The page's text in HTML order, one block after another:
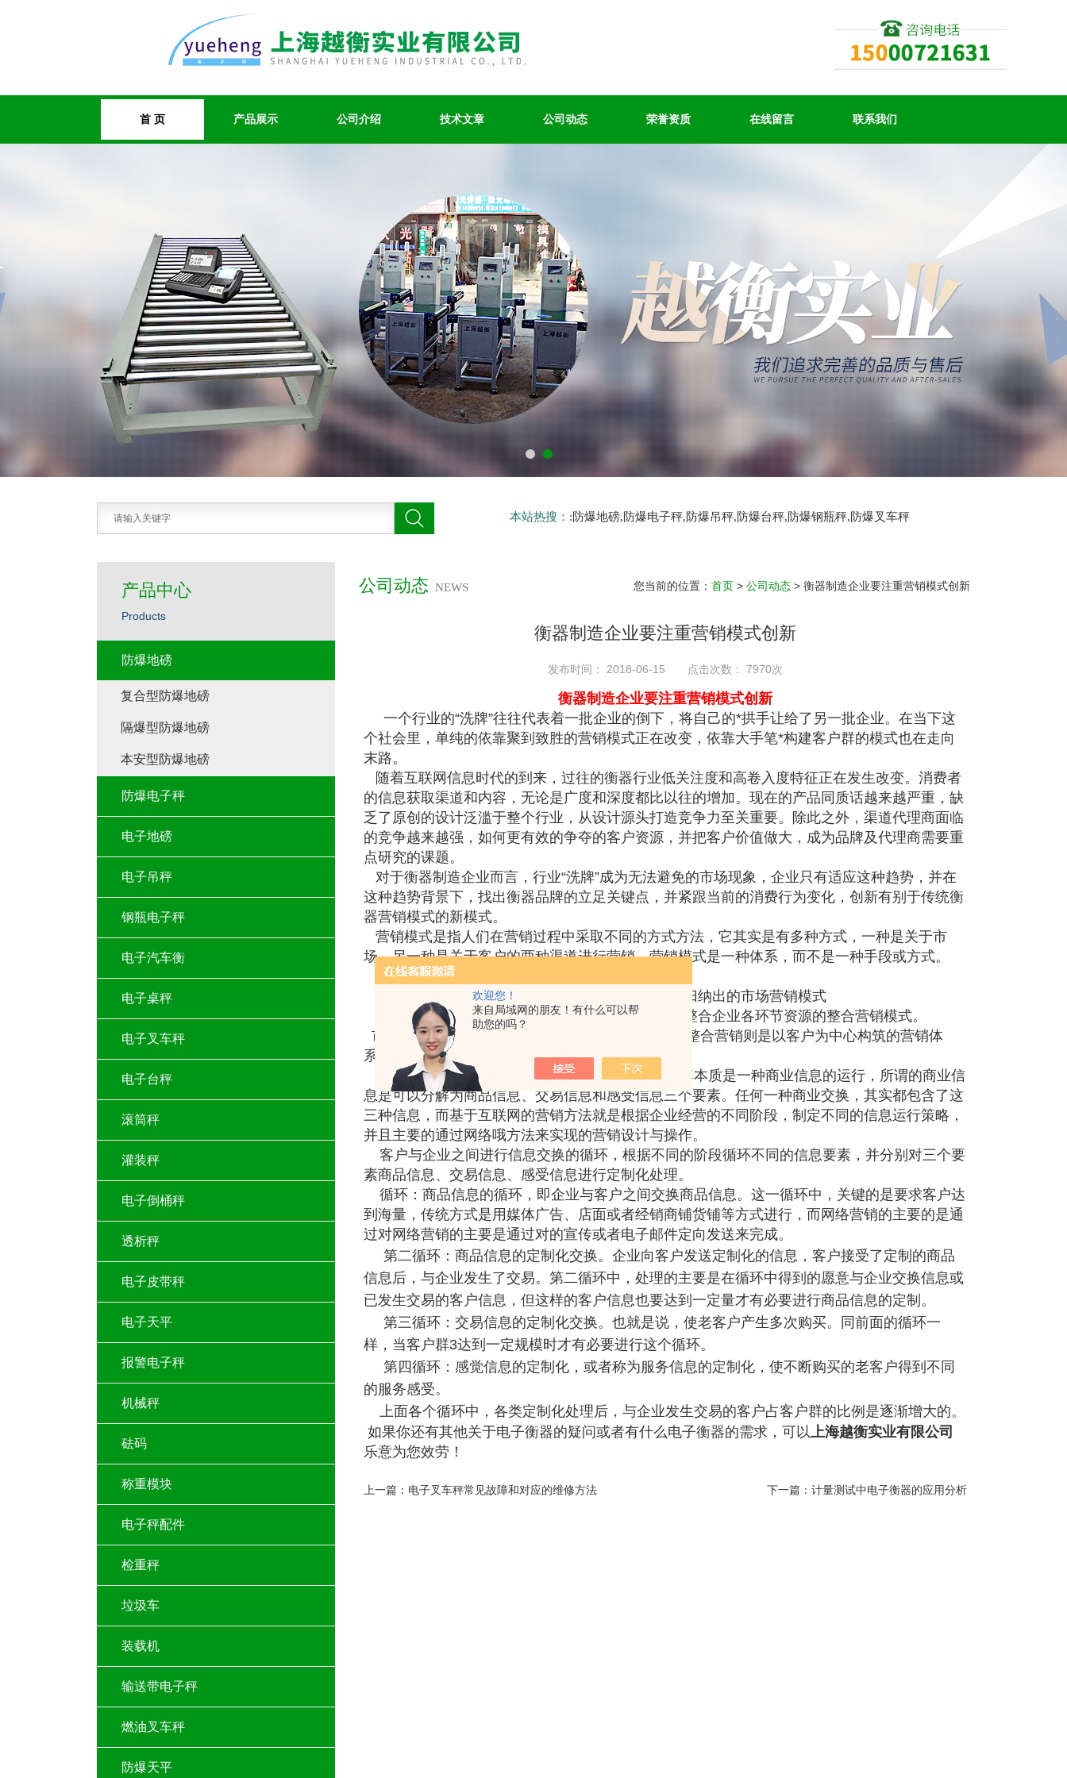
欢迎您！
来自局域网的朋友！有什么可以帮
助您的吗？
首 页 产品展示 公司介绍 技术文章 公司动态 荣誉资质 在线留言 联系我们
本站热搜： :防爆地磅,防爆电子秤,防爆吊秤,防爆台秤,防爆钢瓶秤,防爆叉车秤
公司动态 NEWS 您当前的位置： 首页 > 公司动态 > 衡器制造企业要注重营销模式创新
衡器制造企业要注重营销模式创新
发布时间： 2018-06-15 点击次数： 7970次
衡器制造企业要注重营销模式创新
一个行业的“洗牌”往往代表着一批企业的倒下，将自己的*拱手让给了另一批企业。在当下这
个社会里，单纯的依靠聚到致胜的营销模式正在改变，依靠大手笔*构建客户群的模式也在走向
末路。
随着互联网信息时代的到来，过往的衡器行业低关注度和高卷入度特征正在发生改变。消费者
的信息获取渠道和内容，无论是广度和深度都比以往的增加。现在的产品同质话越来越严重，缺
乏了原创的设计泛滥于整个行业，从设计源头打造竞争力至关重要。除此之外，渠道代理商面临
的竞争越来越强，如何更有效的争夺的客户资源，并把客户价值做大，成为品牌及代理商需要重
点研究的课题。
对于衡器制造企业而言，行业“洗牌”成为无法避免的市场现象，企业只有适应这种趋势，并在
这种趋势背景下，找出衡器品牌的立足关键点，并紧跟当前的消费行为变化，创新有别于传统衡
器营销模式的新模式。
营销模式是指人们在营销过程中采取不同的方式方法，它其实是有多种方式，一种是关于市
场，另一种是关于客户的两种渠道进行营销。营销模式是一种体系，而不是一种手段或方式。
目前*的营销模式从构筑方式上划分，有两大主流：
一：以市场细分法，通过企业管理体系细分延伸归纳出的市场营销模式
二：以客户整合法，通过建立客户的价值核心，整合企业各环节资源的整合营销模式。
市场营销模式是以企业为中心构筑的营销体系，而整合营销则是以客户为中心构筑的营销体
系。
而本公司采用的营销方式是网络营销。网络营销其本质是一种商业信息的运行，所谓的商业信
息是可以分解为商品信息、交易信息和感受信息三个要素。任何一种商业交换，其实都包含了这
三种信息，而基于互联网的营销方法就是根据企业经营的不同阶段，制定不同的信息运行策略，
并且主要的通过网络哦方法来实现的营销设计与操作。
客户与企业之间进行信息交换的循环，根据不同的阶段循环不同的信息要素，并分别对三个要
素商品信息、交易信息、感受信息进行定制化处理。
循环：商品信息的循环，即企业与客户之间交换商品信息。这一循环中，关键的是要求客户达
到海量，传统方式是用媒体广告、店面或者经销商铺货铺等方式进行，而网络营销的主要的是通
过对网络营销的主要是通过对的宣传或者电子邮件定向发送来完成。
第二循环：商品信息的定制化交换。企业向客户发送定制化的信息，客户接受了定制 的商品
信息后，与企业发生了交易。第二循环中，处理的主要是在循环中得到的愿意与企业交换信息或
已发生交易的客户信息，但这样的客户信息也要达到一定量才有必要进行商品信息的定制。
第三循环：交易信息的定制化交换。也就是说，使老客户产生多次购买。同前面的循环一
样，当客户群3达到一定规模时才有必要进行这个循环。
第四循环：感觉信息的定制化，或者称为服务信息的定制化，使不断购买的老客户得到不同
的服务感受。
上面各个循环中，各类定制化处理后，与企业发生交易的客户占客户群的比例是逐渐增大的。
如果你还有其他关于电子衡器的疑问或者有什么电子衡器的需求，可以上海越衡实业有限公司
乐意为您效劳！
下一篇： 计量测试中电子衡器的应用分析
上一篇： 电子叉车秤常见故障和对应的维修方法
产品中心
Products
防爆地磅
复合型防爆地磅
隔爆型防爆地磅
本安型防爆地磅
防爆电子秤
电子地磅
电子吊秤
钢瓶电子秤
电子汽车衡
电子桌秤
电子叉车秤
电子台秤
滚筒秤
灌装秤
电子倒桶秤
透析秤
电子皮带秤
电子天平
报警电子秤
机械秤
砝码
称重模块
电子秤配件
检重秤
垃圾车
装载机
输送带电子秤
燃油叉车秤
防爆天平